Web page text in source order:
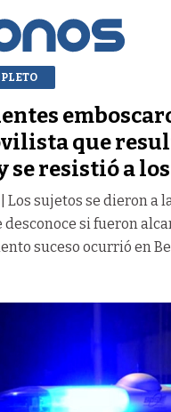
que
se resistió a
| Los sujetos se dieron a
desconoce si fueron
suceso ocurrió en